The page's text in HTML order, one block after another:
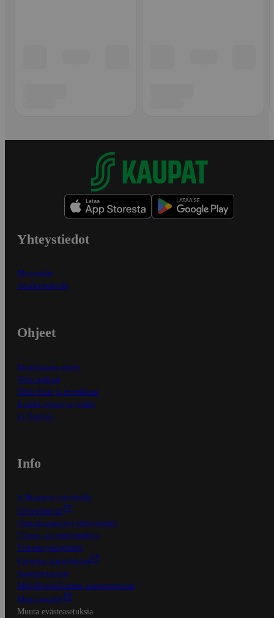
Yhteystiedot
Myymälät
Asiakaspalvelu
Ohjeet
Ensitilaajan ohjeet
Näin maksat
Näin tilaat ja muokkaat
Kaikki ohjeet ja vinkit
In English
Info
S-Business yrityksille
Oiva-raportit
Osuuskauppojen yhteystiedot
Tilaus- ja toimitusehdot
Tietosuojakäytäntö
Palvelun käyttöehdot
Saavutettavuus
Mobiilisovelluksen saavutettavuus
Mainostajalle
Muuta evästeasetuksia